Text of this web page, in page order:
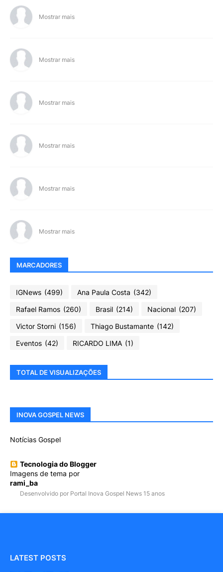
Mostrar mais
Mostrar mais
Mostrar mais
Mostrar mais
Mostrar mais
Mostrar mais
MARCADORES
IGNews (499) Ana Paula Costa (342)
Rafael Ramos (260) Brasil (214) Nacional (207)
Victor Storni (156) Thiago Bustamante (142)
Eventos (42) RICARDO LIMA (1)
TOTAL DE VISUALIZAÇÕES
INOVA GOSPEL NEWS
Notícias Gospel
Tecnologia do Blogger
Imagens de tema por
rami_ba
Desenvolvido por Portal Inova Gospel News 15 anos
LATEST POSTS